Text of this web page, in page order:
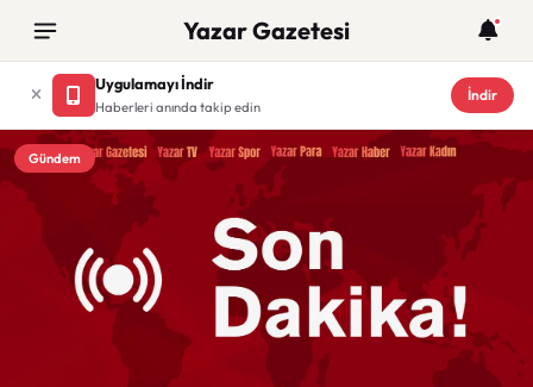
Yazar Gazetesi
Uygulamayı İndir
Haberleri anında takip edin
İndir
Gündem